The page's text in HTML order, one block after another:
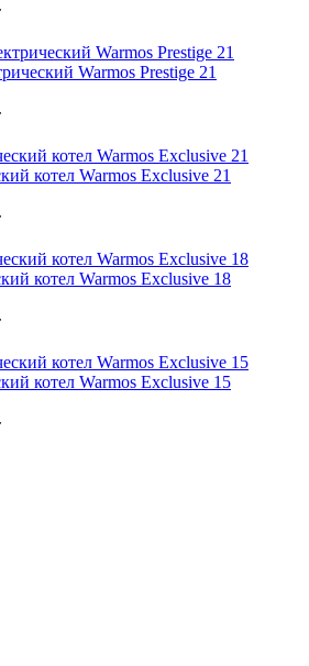
Warmos Prestige 21
котел Warmos Exclusive 21
котел Warmos Exclusive 18
котел Warmos Exclusive 15